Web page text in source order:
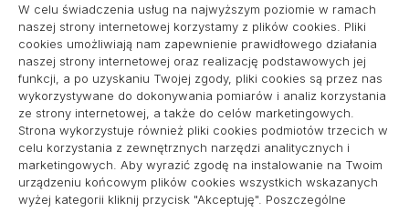
W celu świadczenia usług na najwyższym poziomie w ramach
naszej strony internetowej korzystamy z plików cookies. Pliki
cookies umożliwiają nam zapewnienie prawidłowego działania
naszej strony internetowej oraz realizację podstawowych jej
funkcji, a po uzyskaniu Twojej zgody, pliki cookies są przez nas
wykorzystywane do dokonywania pomiarów i analiz korzystania
ze strony internetowej, a także do celów marketingowych.
Strona wykorzystuje również pliki cookies podmiotów trzecich w
celu korzystania z zewnętrznych narzędzi analitycznych i
marketingowych. Aby wyrazić zgodę na instalowanie na Twoim
urządzeniu końcowym plików cookies wszystkich wskazanych
wyżej kategorii kliknij przycisk "Akceptuję". Poszczególne
pozycjonowanie lokalne
Informacje
Polityka plików cookies (EU)
Polityka prywatności